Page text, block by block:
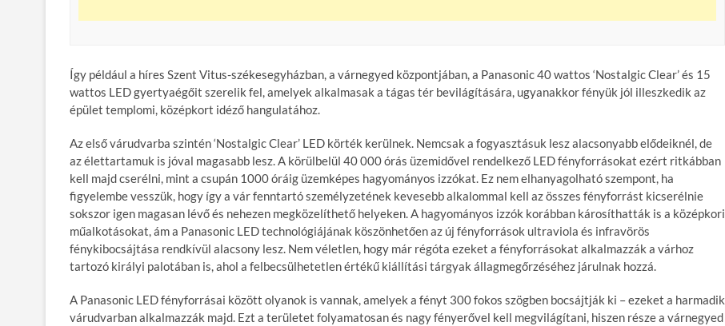
Így például a híres Szent Vitus-székesegyházban, a várnegyed központjában, a Panasonic 40 wattos ‘Nostalgic Clear’ és 15
wattos LED gyertyaégőit szerelik fel, amelyek alkalmasak a tágas tér bevilágítására, ugyanakkor fényük jól illeszkedik az
épület templomi, középkort idéző hangulatához.
Az első várudvarba szintén ‘Nostalgic Clear’ LED körték kerülnek. Nemcsak a fogyasztásuk lesz alacsonyabb elődeiknél, de
az élettartamuk is jóval magasabb lesz. A körülbelül 40 000 órás üzemidővel rendelkező LED fényforrásokat ezért ritkábban
kell majd cserélni, mint a csupán 1000 óráig üzemképes hagyományos izzókat. Ez nem elhanyagolható szempont, ha
figyelembe vesszük, hogy így a vár fenntartó személyzetének kevesebb alkalommal kell az összes fényforrást kicserélnie
sokszor igen magasan lévő és nehezen megközelíthető helyeken. A hagyományos izzók korábban károsíthatták is a középkori
műalkotásokat, ám a Panasonic LED technológiájának köszönhetően az új fényforrások ultraviola és infravörös
fénykibocsájtása rendkívül alacsony lesz. Nem véletlen, hogy már régóta ezeket a fényforrásokat alkalmazzák a várhoz
tartozó királyi palotában is, ahol a felbecsülhetetlen értékű kiállítási tárgyak állagmegőrzéséhez járulnak hozzá.
A Panasonic LED fényforrásai között olyanok is vannak, amelyek a fényt 300 fokos szögben bocsájtják ki – ezeket a harmadik
várudvarban alkalmazzák majd. Ezt a területet folyamatosan és nagy fényerővel kell megvilágítani, hiszen része a várnegyed